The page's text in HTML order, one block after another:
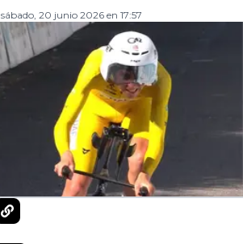
sábado, 20 junio 2026 en 17:57